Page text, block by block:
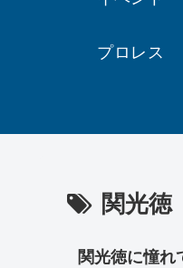
プロレス
関光徳
関光徳に憧